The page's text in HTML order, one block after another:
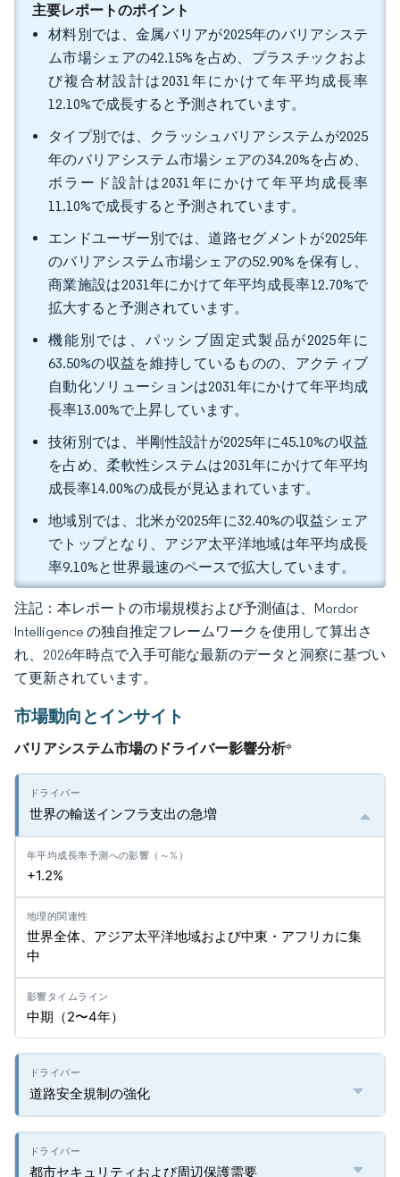
主要レポートのポイント
材料別では、金属バリアが2025年のバリアシステ
ム市場シェアの42.15%を占め、プラスチックおよ
び複合材設計は2031年にかけて年平均成長率
12.10%で成長すると予測されています。
タイプ別では、クラッシュバリアシステムが2025
年のバリアシステム市場シェアの34.20%を占め、
ボラード設計は2031年にかけて年平均成長率
11.10%で成長すると予測されています。
エンドユーザー別では、道路セグメントが2025年
のバリアシステム市場シェアの52.90%を保有し、
商業施設は2031年にかけて年平均成長率12.70%で
拡大すると予測されています。
機能別では、パッシブ固定式製品が2025年に
63.50%の収益を維持しているものの、アクティブ
自動化ソリューションは2031年にかけて年平均成
長率13.00%で上昇しています。
技術別では、半剛性設計が2025年に45.10%の収益
を占め、柔軟性システムは2031年にかけて年平均
成長率14.00%の成長が見込まれています。
地域別では、北米が2025年に32.40%の収益シェア
でトップとなり、アジア太平洋地域は年平均成長
率9.10%と世界最速のペースで拡大しています。
注記：本レポートの市場規模および予測値は、Mordor
Intelligence の独自推定フレームワークを使用して算出さ
れ、2026年時点で入手可能な最新のデータと洞察に基づい
て更新されています。
市場動向とインサイト
バリアシステム市場のドライバー影響分析*
世界の輸送インフラ支出の急増
+1.2%
世界全体、アジア太平洋地域および中東・アフリカに集
中
中期（2〜4年）
道路安全規制の強化
都市セキュリティおよび周辺保護需要